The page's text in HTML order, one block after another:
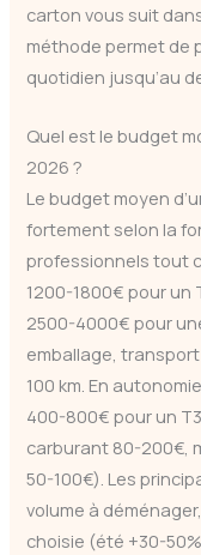
carton vous suit
méthode permet de
quotidien jusqu’au
Quel est le budget
2026 ?
Le budget moyen
fortement selon la
professionnels tout
1200-1800€ pour
2500-4000€ pour
emballage,
100 km. En
400-800€ pour un
carburant 80-200€,
50-100€). Les
volume à
choisie (été +30-